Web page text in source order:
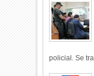
policial. Se